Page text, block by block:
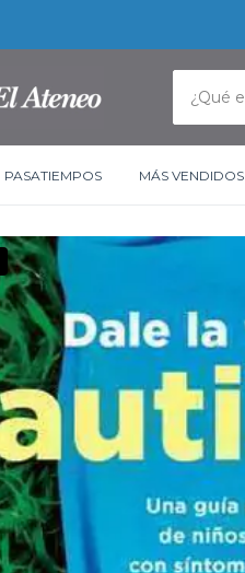
PASATIEMPOS MÁS VENDIDOS